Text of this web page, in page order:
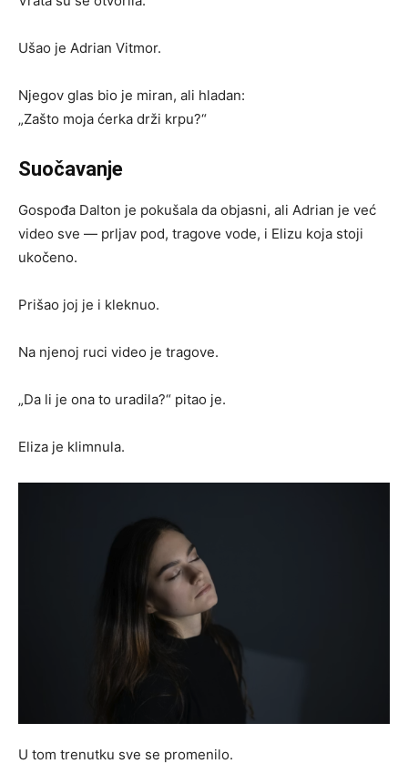
Ušao je Adrian Vitmor.
Njegov glas bio je miran, ali hladan:
„Zašto moja ćerka drži krpu?“
Suočavanje
Gospođa Dalton je pokušala da objasni, ali Adrian je već
video sve — prljav pod, tragove vode, i Elizu koja stoji
ukočeno.
Prišao joj je i kleknuo.
Na njenoj ruci video je tragove.
„Da li je ona to uradila?“ pitao je.
Eliza je klimnula.
U tom trenutku sve se promenilo.